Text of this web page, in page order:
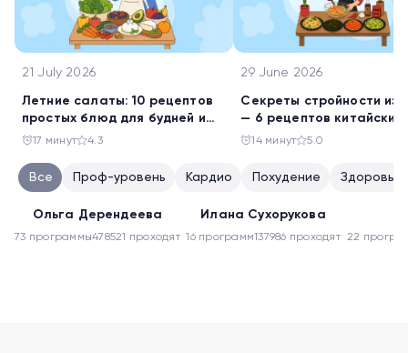
21 July 2026
Летние салаты: 10 рецептов
простых блюд для будней и
праздника
17 минут 4.3
29 June 2026
Секреты стройности из
— 6 рецептов китайских
салатов
14 минут 5.0
Все Проф-уровень Кардио Похудение Здоровье
Тонус мышц
Ольга Дерендеева
73 программы478521 проходят
Танцевальные
Илана Сухорукова
16 программ137986 проходят 22